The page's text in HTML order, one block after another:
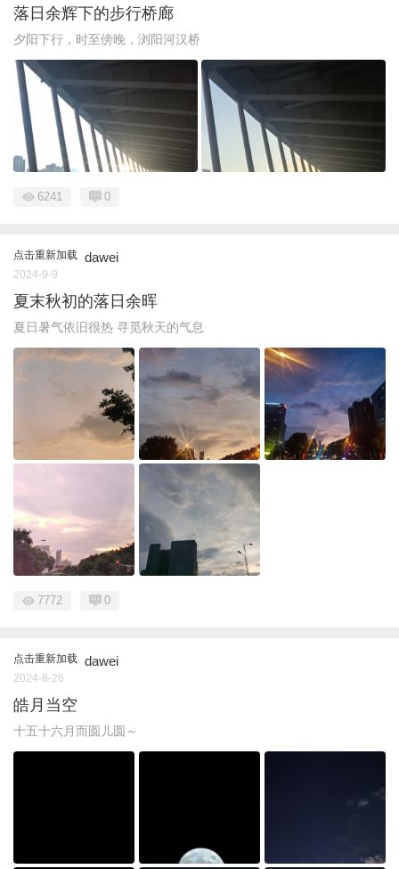
落日余辉下的步行桥廊
夕阳下行，时至傍晚，浏阳河汉桥
6241 0
点击重新加载 dawei
2024-9-9
夏末秋初的落日余晖
夏日暑气依旧很热 寻觅秋天的气息
7772 0
点击重新加载 dawei
2024-8-26
皓月当空
十五十六月而圆儿圆～